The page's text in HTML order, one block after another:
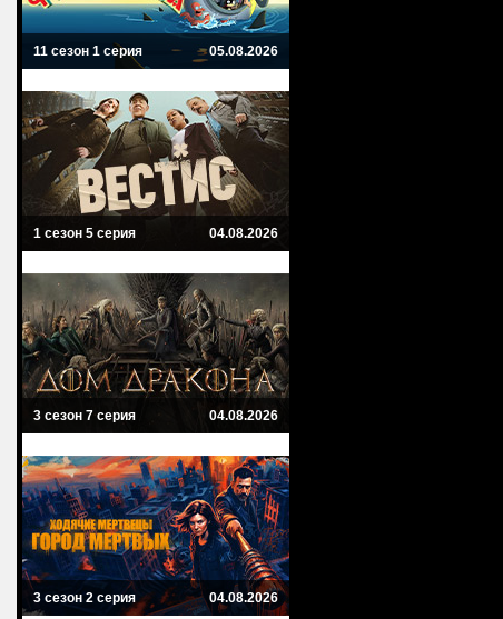
11 сезон 1 серия 05.08.2026
1 сезон 5 серия 04.08.2026
3 сезон 7 серия 04.08.2026
3 сезон 2 серия 04.08.2026